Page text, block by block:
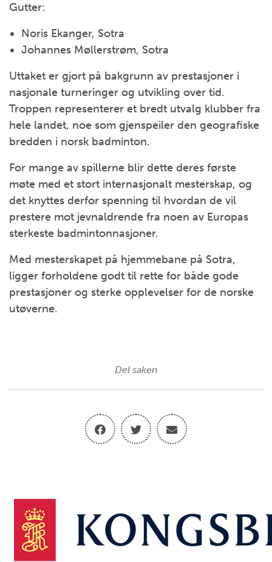
Gutter:
Noris Ekanger, Sotra
Johannes Møllerstrøm, Sotra
Uttaket er gjort på bakgrunn av prestasjoner i
nasjonale turneringer og utvikling over tid.
Troppen representerer et bredt utvalg klubber fra
hele landet, noe som gjenspeiler den geografiske
bredden i norsk badminton.
For mange av spillerne blir dette deres første
møte med et stort internasjonalt mesterskap, og
det knyttes derfor spenning til hvordan de vil
prestere mot jevnaldrende fra noen av Europas
sterkeste badmintonnasjoner.
Med mesterskapet på hjemmebane på Sotra,
ligger forholdene godt til rette for både gode
prestasjoner og sterke opplevelser for de norske
utøverne.
Del saken